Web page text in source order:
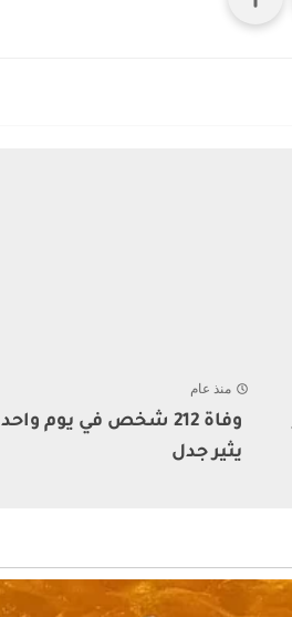
منذ عام
وفاة 212 شخص في يوم واحد
يثير جدل